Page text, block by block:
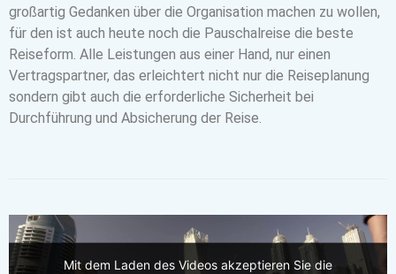
großartig Gedanken über die Organisation machen zu wollen,
für den ist auch heute noch die Pauschalreise die beste
Reiseform. Alle Leistungen aus einer Hand, nur einen
Vertragspartner, das erleichtert nicht nur die Reiseplanung
sondern gibt auch die erforderliche Sicherheit bei
Durchführung und Absicherung der Reise.
Mit dem Laden des Videos akzeptieren Sie die